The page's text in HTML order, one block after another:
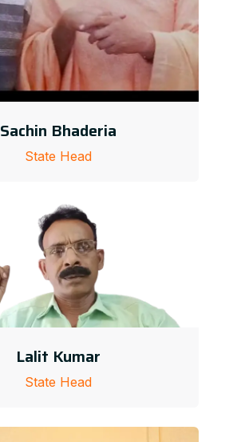
Sachin Bhaderia
State Head
Lalit Kumar
State Head